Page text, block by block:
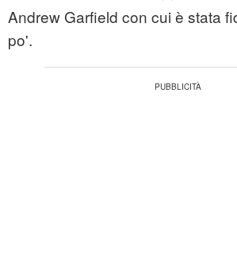
Andrew Garfield con cui è stata
po'.